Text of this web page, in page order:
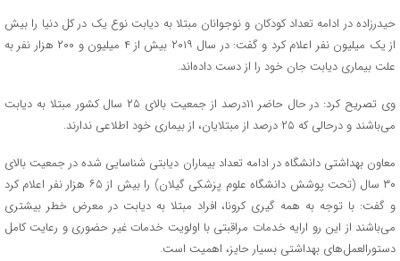
حیدرزاده در ادامه تعداد کودکان و نوجوانان مبتلا به دیابت نوع یک در کل دنیا را بیش
از یک میلیون نفر اعلام کرد و گفت: در سال ۲۰۱۹ بیش از ۴ میلیون و ۲۰۰ هزار نفر به
علت بیماری دیابت جان خود را از دست داده‌اند.
وی تصریح کرد: در حال حاضر ۱۱درصد از جمعیت بالای ۲۵ سال کشور مبتلا به دیابت
می‌باشند و درحالی که ۲۵ درصد از مبتلایان، از بیماری خود اطلاعی ندارند.
معاون بهداشتی دانشگاه در ادامه تعداد بیماران دیابتی شناسایی شده در جمعیت بالای
۳۰ سال (تحت پوشش دانشگاه علوم پزشکی گیلان) را بیش از ۶۵ هزار نفر اعلام کرد
و گفت: با توجه به همه گیری کرونا، افراد مبتلا به دیابت در معرض خطر بیشتری
می‌باشند از این رو ارایه خدمات مراقبتی با اولویت خدمات غیر حضوری و رعایت کامل
دستورالعمل‌های بهداشتی بسیار حایز، اهمیت است.